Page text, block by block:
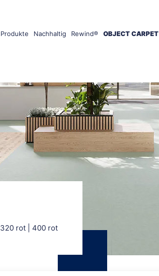
Produkte Nachhaltig Rewind® OBJECT CARPET
320 rot | 400 rot